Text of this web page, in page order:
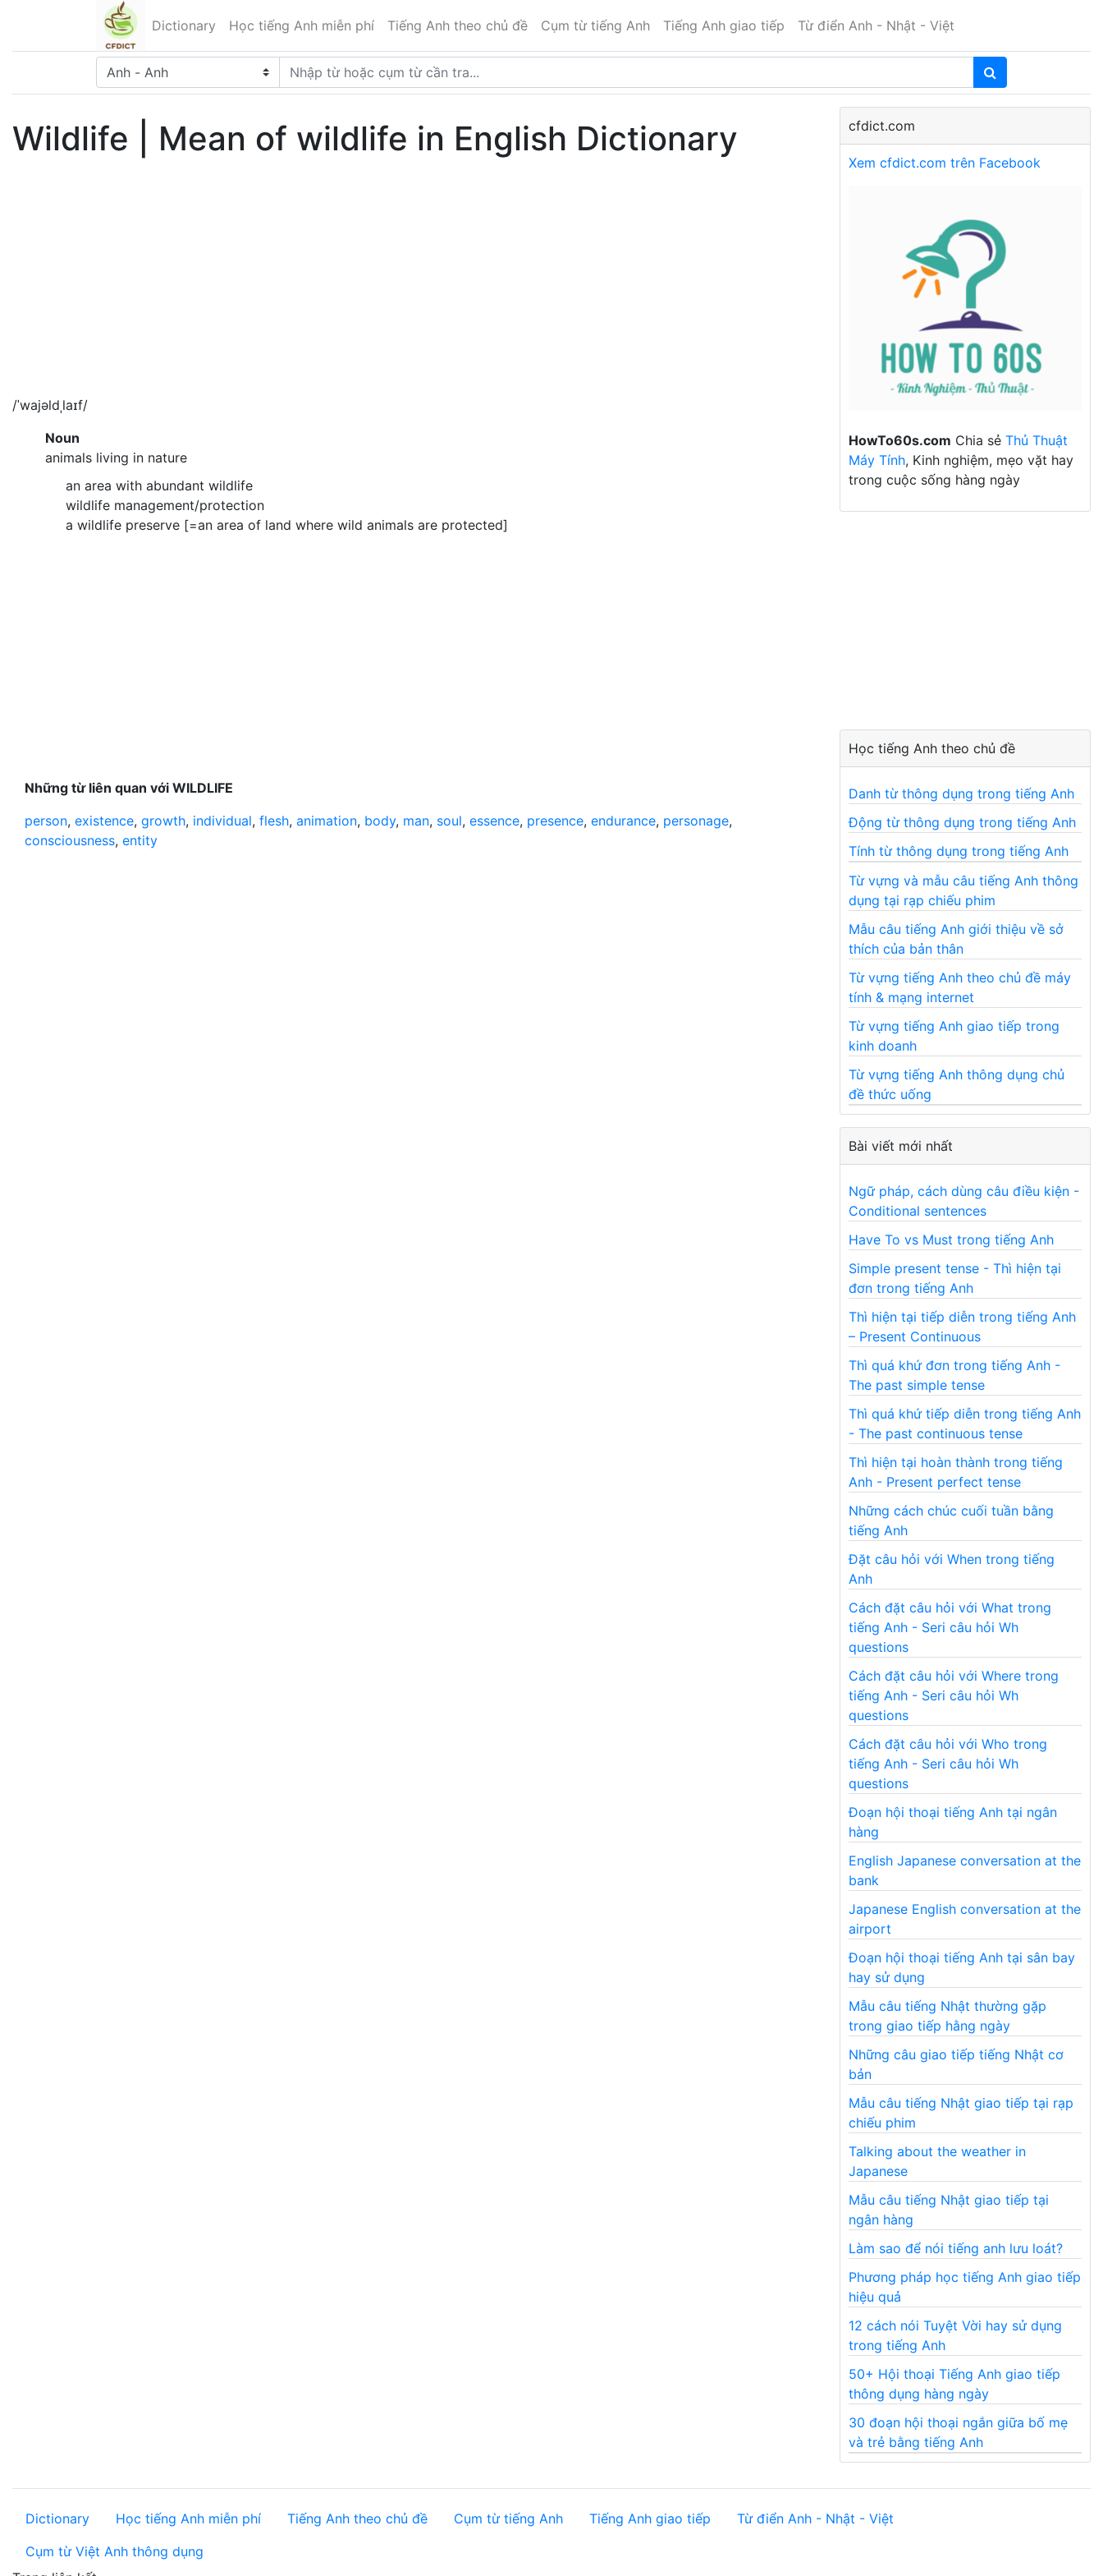
Dictionary Học tiếng Anh miễn phí Tiếng Anh theo chủ đề Cụm từ tiếng Anh Tiếng Anh giao tiếp Từ điển Anh - Nhật - Việt
Wildlife | Mean of wildlife in English Dictionary
/ˈwajəldˌlaɪf/
Noun
animals living in nature
an area with abundant wildlife
wildlife management/protection
a wildlife preserve [=an area of land where wild animals are protected]
Những từ liên quan với WILDLIFE
person, existence, growth, individual, flesh, animation, body, man, soul, essence, presence, endurance, personage,
consciousness, entity
cfdict.com
Xem cfdict.com trên Facebook
HowTo60s.com Chia sẻ Thủ Thuật
Máy Tính, Kinh nghiệm, mẹo vặt hay
trong cuộc sống hàng ngày
Học tiếng Anh theo chủ đề
Danh từ thông dụng trong tiếng Anh
Động từ thông dụng trong tiếng Anh
Tính từ thông dụng trong tiếng Anh
Từ vựng và mẫu câu tiếng Anh thông
dụng tại rạp chiếu phim
Mẫu câu tiếng Anh giới thiệu về sở
thích của bản thân
Từ vựng tiếng Anh theo chủ đề máy
tính & mạng internet
Từ vựng tiếng Anh giao tiếp trong
kinh doanh
Từ vựng tiếng Anh thông dụng chủ
đề thức uống
Bài viết mới nhất
Ngữ pháp, cách dùng câu điều kiện -
Conditional sentences
Have To vs Must trong tiếng Anh
Simple present tense - Thì hiện tại
đơn trong tiếng Anh
Thì hiện tại tiếp diễn trong tiếng Anh
– Present Continuous
Thì quá khứ đơn trong tiếng Anh -
The past simple tense
Thì quá khứ tiếp diễn trong tiếng Anh
- The past continuous tense
Thì hiện tại hoàn thành trong tiếng
Anh - Present perfect tense
Những cách chúc cuối tuần bằng
tiếng Anh
Đặt câu hỏi với When trong tiếng
Anh
Cách đặt câu hỏi với What trong
tiếng Anh - Seri câu hỏi Wh
questions
Cách đặt câu hỏi với Where trong
tiếng Anh - Seri câu hỏi Wh
questions
Cách đặt câu hỏi với Who trong
tiếng Anh - Seri câu hỏi Wh
questions
Đoạn hội thoại tiếng Anh tại ngân
hàng
English Japanese conversation at the
bank
Japanese English conversation at the
airport
Đoạn hội thoại tiếng Anh tại sân bay
hay sử dụng
Mẫu câu tiếng Nhật thường gặp
trong giao tiếp hằng ngày
Những câu giao tiếp tiếng Nhật cơ
bản
Mẫu câu tiếng Nhật giao tiếp tại rạp
chiếu phim
Talking about the weather in
Japanese
Mẫu câu tiếng Nhật giao tiếp tại
ngân hàng
Làm sao để nói tiếng anh lưu loát?
Phương pháp học tiếng Anh giao tiếp
hiệu quả
12 cách nói Tuyệt Vời hay sử dụng
trong tiếng Anh
50+ Hội thoại Tiếng Anh giao tiếp
thông dụng hàng ngày
30 đoạn hội thoại ngắn giữa bố mẹ
và trẻ bằng tiếng Anh
Dictionary Học tiếng Anh miễn phí Tiếng Anh theo chủ đề Cụm từ tiếng Anh Tiếng Anh giao tiếp
Từ điển Anh - Nhật - Việt
Cụm từ Việt Anh thông dụng